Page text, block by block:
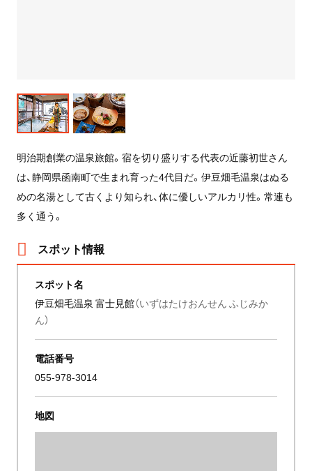
明治期創業の温泉旅館。宿を切り盛りする代表の近藤初世さん
は、静岡県函南町で生まれ育った4代目だ。伊豆畑毛温泉はぬる
めの名湯として古くより知られ、体に優しいアルカリ性。常連も
多く通う。
スポット情報
スポット名
伊豆畑毛温泉 富士見館（いずはたけおんせん ふじみか
ん）
電話番号
055-978-3014
地図